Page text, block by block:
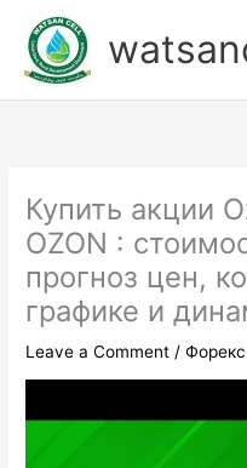
content
Купить акции
OZON :
прогноз цен,
графике и
Leave a Comment /